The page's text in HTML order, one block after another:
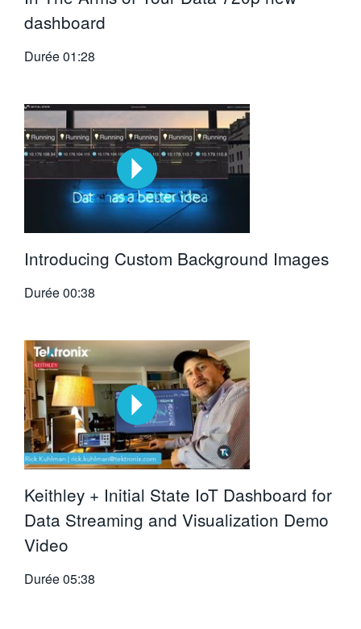
dashboard
Durée01:28
Introducing Custom Background Images
Durée00:38
Keithley + Initial State IoT Dashboard for
Data Streaming and Visualization Demo
Video
Durée05:38